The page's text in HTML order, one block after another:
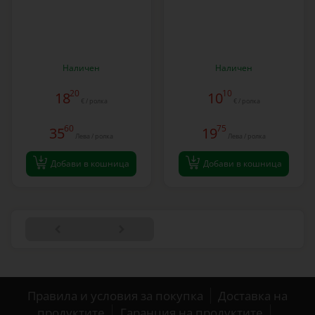
Наличен
1820
€ / ролка
3560
Лева / ролка
Добави в кошница
Наличен
1010
€ / ролка
1975
Лева / ролка
Добави в кошница
Правила и условия за покупка
Доставка на